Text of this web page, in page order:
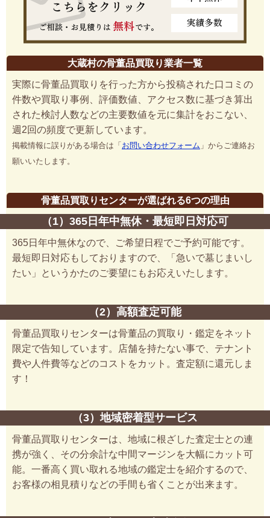
大蔵村の骨董品買取り業者一覧
実際に骨董品買取りを行った方から投稿された口コミの
件数や買取り事例、評価数値、アクセス数に基づき算出
された検討人数などの主要数値を元に集計をおこない、
週2回の頻度で更新しています。
掲載情報に誤りがある場合は「 お問い合わせフォーム 」からご連絡お
願いいたします。
骨董品買取りセンターが選ばれる6つの理由
（1）365日年中無休・最短即日対応可
365日年中無休なので、ご希望日程でご予約可能です。
最短即日対応もしておりますので、「急いで墓じまいし
たい」というかたのご要望にもお応えいたします。
（2）高額査定可能
骨董品買取りセンターは骨董品の買取り・鑑定をネット
限定で告知しています。店舗を持たない事で、テナント
費や人件費等などのコストをカット。査定額に還元しま
す！
（3）地域密着型サービス
骨董品買取りセンターは、地域に根ざした査定士との連
携が強く、その分余計な中間マージンを大幅にカット可
能。一番高く買い取れる地域の鑑定士を紹介するので、
お客様の相見積りなどの手間も省くことが出来ます。